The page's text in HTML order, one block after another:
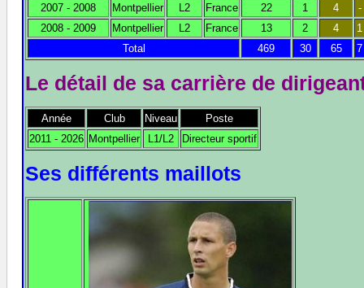
2007 - 2008
Montpellier L2 France 22 1 4
-
2008 - 2009
Montpellier L2 France 13 2 4
1
Total
469 30 65 7
Le détail de sa carrière de
Année Club Niveau
Poste
2011 - 2026 Montpellier L1/L2 Directeur sportif
Ses différents maillots